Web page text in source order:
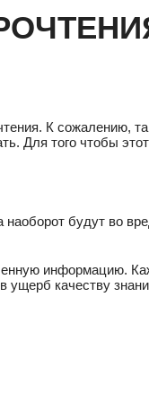
К сожалению,
Для того чтобы
будут во
информацию.
ущерб качеству